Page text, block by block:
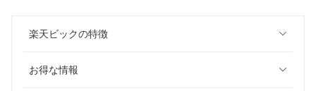
楽天ビックの特徴
お得な情報